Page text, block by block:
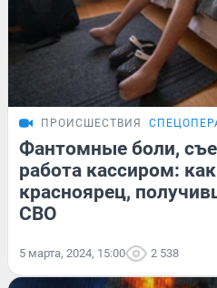
ПРОИСШЕСТВИЯ
Фантомные боли,
работа кассиром:
красноярец,
СВО
5 марта, 2024, 15:00 2 538